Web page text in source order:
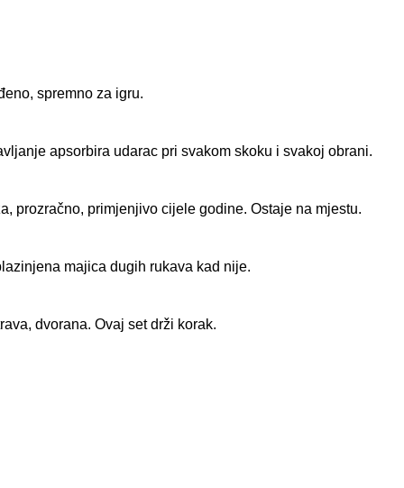
spremno za igru.
apsorbira udarac pri svakom skoku i svakoj obrani.
prozračno, primjenjivo cijele godine. Ostaje na mjestu.
majica dugih rukava kad nije.
dvorana. Ovaj set drži korak.